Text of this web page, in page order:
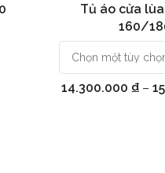
Chọn
Tủ áo cửa
160/
14.300.000 ₫ –